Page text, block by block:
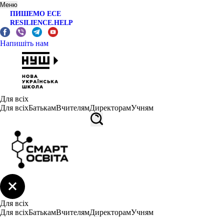
Меню
ПИШЕМО ЕСЕ
RESILIENCE.HELP
Напишіть нам
Для всіх
Для всіхБатькамВчителямДиректорамУчням
Для всіх
Для всіхБатькамВчителямДиректорамУчням